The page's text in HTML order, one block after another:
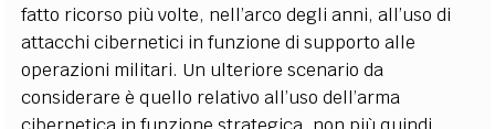
fatto ricorso più volte, nell’arco degli anni, all’uso di
attacchi cibernetici in funzione di supporto alle
operazioni militari. Un ulteriore scenario da
considerare è quello relativo all’uso dell’arma